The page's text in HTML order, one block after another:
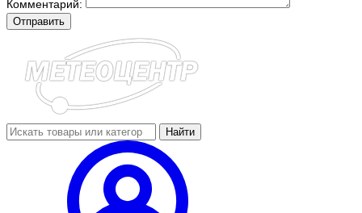
Комментарий:
Отправить
Найти